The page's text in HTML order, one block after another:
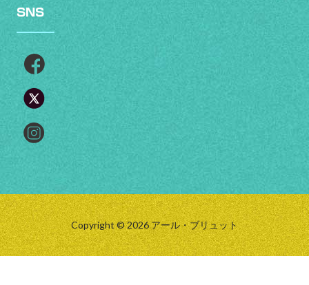
SNS
Copyright © 2026 アール・ブリュット